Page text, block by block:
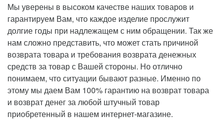
Мы уверены в высоком качестве наших товаров и
гарантируем Вам, что каждое изделие прослужит
долгие годы при надлежащем с ним обращении. Так же
нам сложно представить, что может стать причиной
возврата товара и требования возврата денежных
средств за товар с Вашей стороны. Но отлично
понимаем, что ситуации бывают разные. Именно по
этому мы даем Вам 100% гарантию на возврат товара
и возврат денег за любой штучный товар
приобретенный в нашем интернет-магазине.